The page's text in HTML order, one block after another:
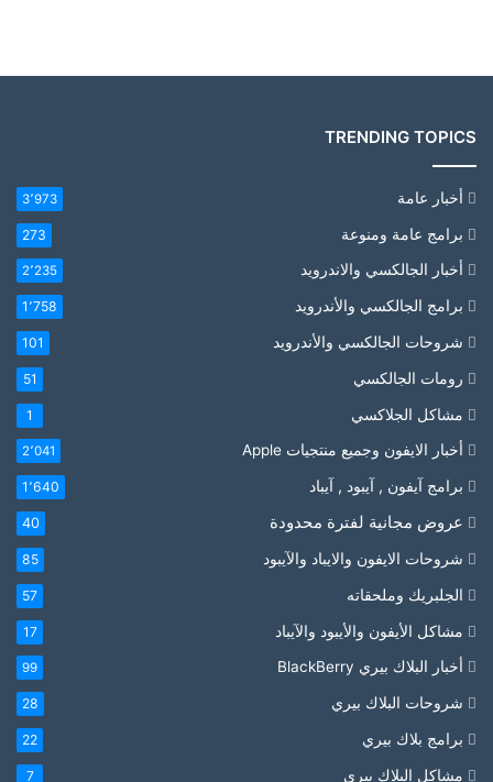
TRENDING TOPICS
أخبار عامة 3٬973
برامج عامة ومنوعة 273
أخبار الجالكسي والاندرويد 2٬235
برامج الجالكسي والأندرويد 1٬758
شروحات الجالكسي والأندرويد 101
رومات الجالكسي 51
مشاكل الجلاكسي 1
أخبار الايفون وجميع منتجيات Apple 2٬041
برامج آيفون , آيبود , آيباد 1٬640
عروض مجانية لفترة محدودة 40
شروحات الايفون والايباد والآيبود 85
الجلبريك وملحقاته 57
مشاكل الأيفون والأيبود والآيباد 17
أخبار البلاك بيري BlackBerry 99
شروحات البلاك بيري 28
برامج بلاك بيري 22
مشاكل البلاك بيري 7